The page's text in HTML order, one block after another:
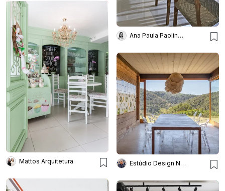
Ana Paula Paolinelli
Mattos Arquitetura Estúdio Design Noel Marinho